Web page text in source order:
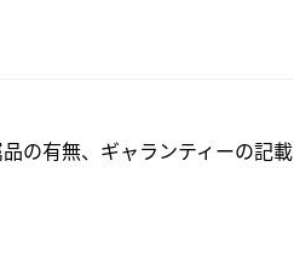
の有無、ギャランティーの記載